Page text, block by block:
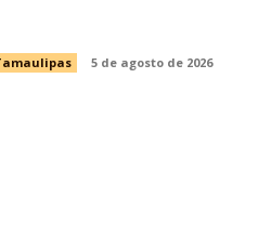
5 de agosto de 2026